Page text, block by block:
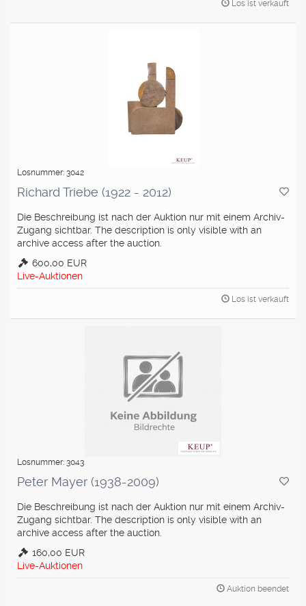
Los ist verkauft
Losnummer: 3042
Richard Triebe (1922 - 2012)
Die Beschreibung ist nach der Auktion nur mit einem Archiv-
Zugang sichtbar. The description is only visible with an
archive access after the auction.
600,00 EUR
Live-Auktionen
Los ist verkauft
Losnummer: 3043
Peter Mayer (1938-2009)
Die Beschreibung ist nach der Auktion nur mit einem Archiv-
Zugang sichtbar. The description is only visible with an
archive access after the auction.
160,00 EUR
Live-Auktionen
Auktion beendet